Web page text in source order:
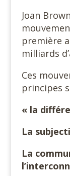
Joan
première
milliards
Ces
principes
« la
La
La